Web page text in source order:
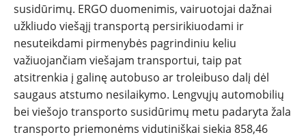
susidūrimų. ERGO duomenimis, vairuotojai dažnai
užkliudo viešąjį transportą persirikiuodami ir
nesuteikdami pirmenybės pagrindiniu keliu
važiuojančiam viešajam transportui, taip pat
atsitrenkia į galinę autobuso ar troleibuso dalį dėl
saugaus atstumo nesilaikymo. Lengvųjų automobilių
bei viešojo transporto susidūrimų metu padaryta žala
transporto priemonėms vidutiniškai siekia 858,46